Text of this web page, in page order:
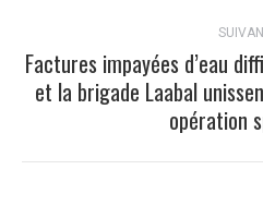
Factures impayées d’eau
et la brigade Laabal
opération